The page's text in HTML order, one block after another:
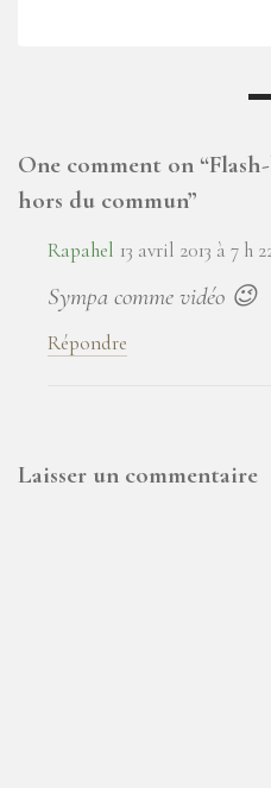
One comment on “
hors du commun”
Rapahel 13 avril 2013 à 7 h
Sympa comme vidéo 😉
Répondre
Laisser un commentaire